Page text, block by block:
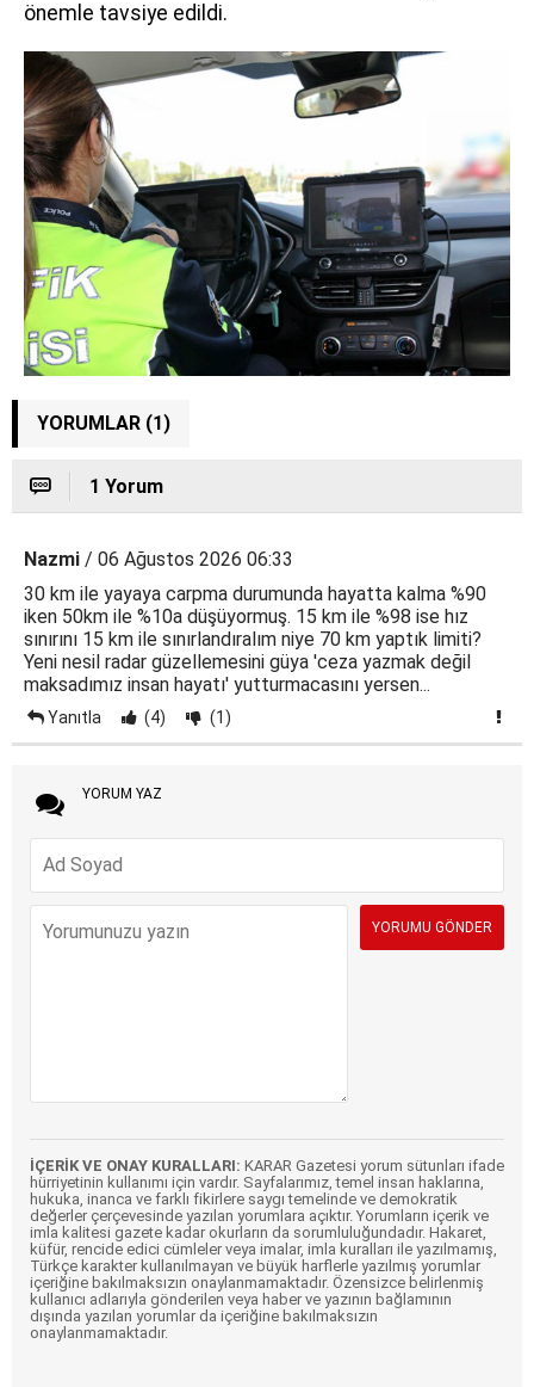
önemle tavsiye edildi.
YORUMLAR (1)
1 Yorum
Nazmi / 06 Ağustos 2026 06:33
30 km ile yayaya carpma durumunda hayatta kalma %90
iken 50km ile %10a düşüyormuş. 15 km ile %98 ise hız
sınırını 15 km ile sınırlandıralım niye 70 km yaptık limiti?
Yeni nesil radar güzellemesini güya 'ceza yazmak değil
maksadımız insan hayatı' yutturmacasını yersen...
Yanıtla (4) (1)
YORUM YAZ
İÇERİK VE ONAY KURALLARI: KARAR Gazetesi yorum sütunları ifade
hürriyetinin kullanımı için vardır. Sayfalarımız, temel insan haklarına,
hukuka, inanca ve farklı fikirlere saygı temelinde ve demokratik
değerler çerçevesinde yazılan yorumlara açıktır. Yorumların içerik ve
imla kalitesi gazete kadar okurların da sorumluluğundadır. Hakaret,
küfür, rencide edici cümleler veya imalar, imla kuralları ile yazılmamış,
Türkçe karakter kullanılmayan ve büyük harflerle yazılmış yorumlar
içeriğine bakılmaksızın onaylanmamaktadır. Özensizce belirlenmiş
kullanıcı adlarıyla gönderilen veya haber ve yazının bağlamının
dışında yazılan yorumlar da içeriğine bakılmaksızın
onaylanmamaktadır.